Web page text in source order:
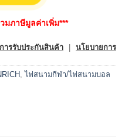
มภาษีมูลค่าเพิ่ม***
ารรับประกันสินค้า
นโยบายการ
,ไฟสนามกีฬา/ไฟสนามบอล